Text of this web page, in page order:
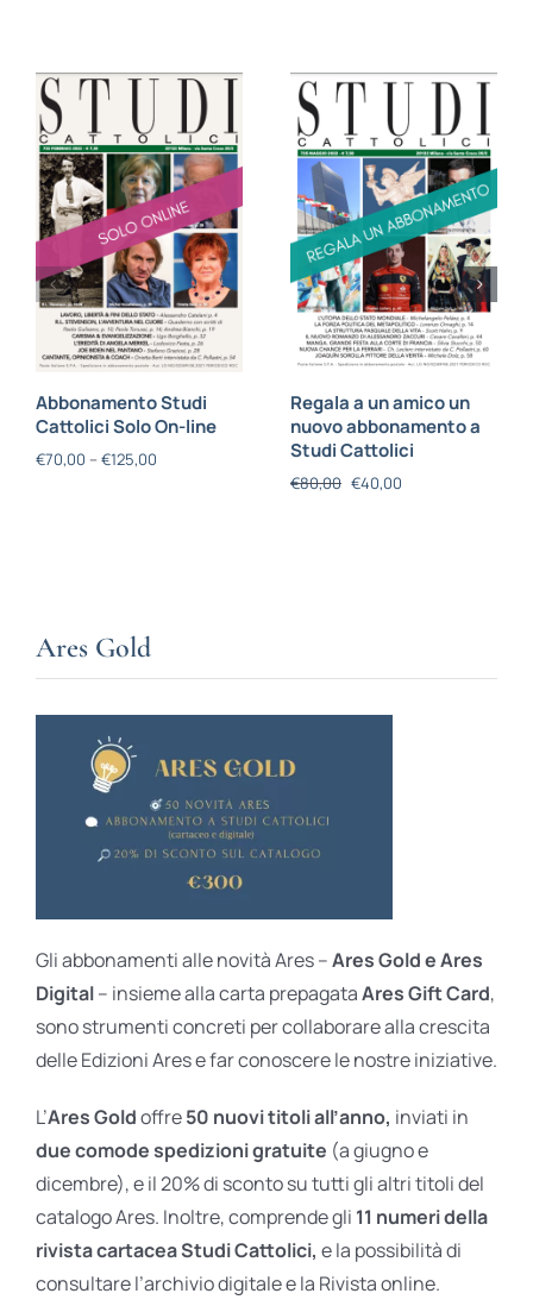
Abbonamento Studi
Cattolici Solo On-line
€70,00 – €125,00
Regala a un amico un
nuovo abbonamento a
Studi Cattolici
€80,00 €40,00
Ares Gold
Gli abbonamenti alle novità Ares –Ares Gold e Ares
Digital– insieme alla carta prepagataAres Gift Card,
sono strumenti concreti per collaborare alla crescita
delle Edizioni Ares e far conoscere le nostre iniziative.
L’Ares Goldoffre50 nuovi titoli all’anno, inviati in
due comode spedizioni gratuite (a giugno e
dicembre), e il 20% di sconto su tutti gli altri titoli del
catalogo Ares. Inoltre, comprende gli 11 numeri della
rivista cartacea Studi Cattolici, e la possibilità di
consultare l’archivio digitale e la Rivista online.